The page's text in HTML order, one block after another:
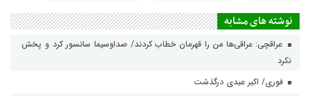
نوشته های مشابه
عراقچی: عراقی‌ها من را قهرمان خطاب کردند/ صداوسیما سانسور کرد و پخش
نکرد
فوری/ اکبر عبدی درگذشت